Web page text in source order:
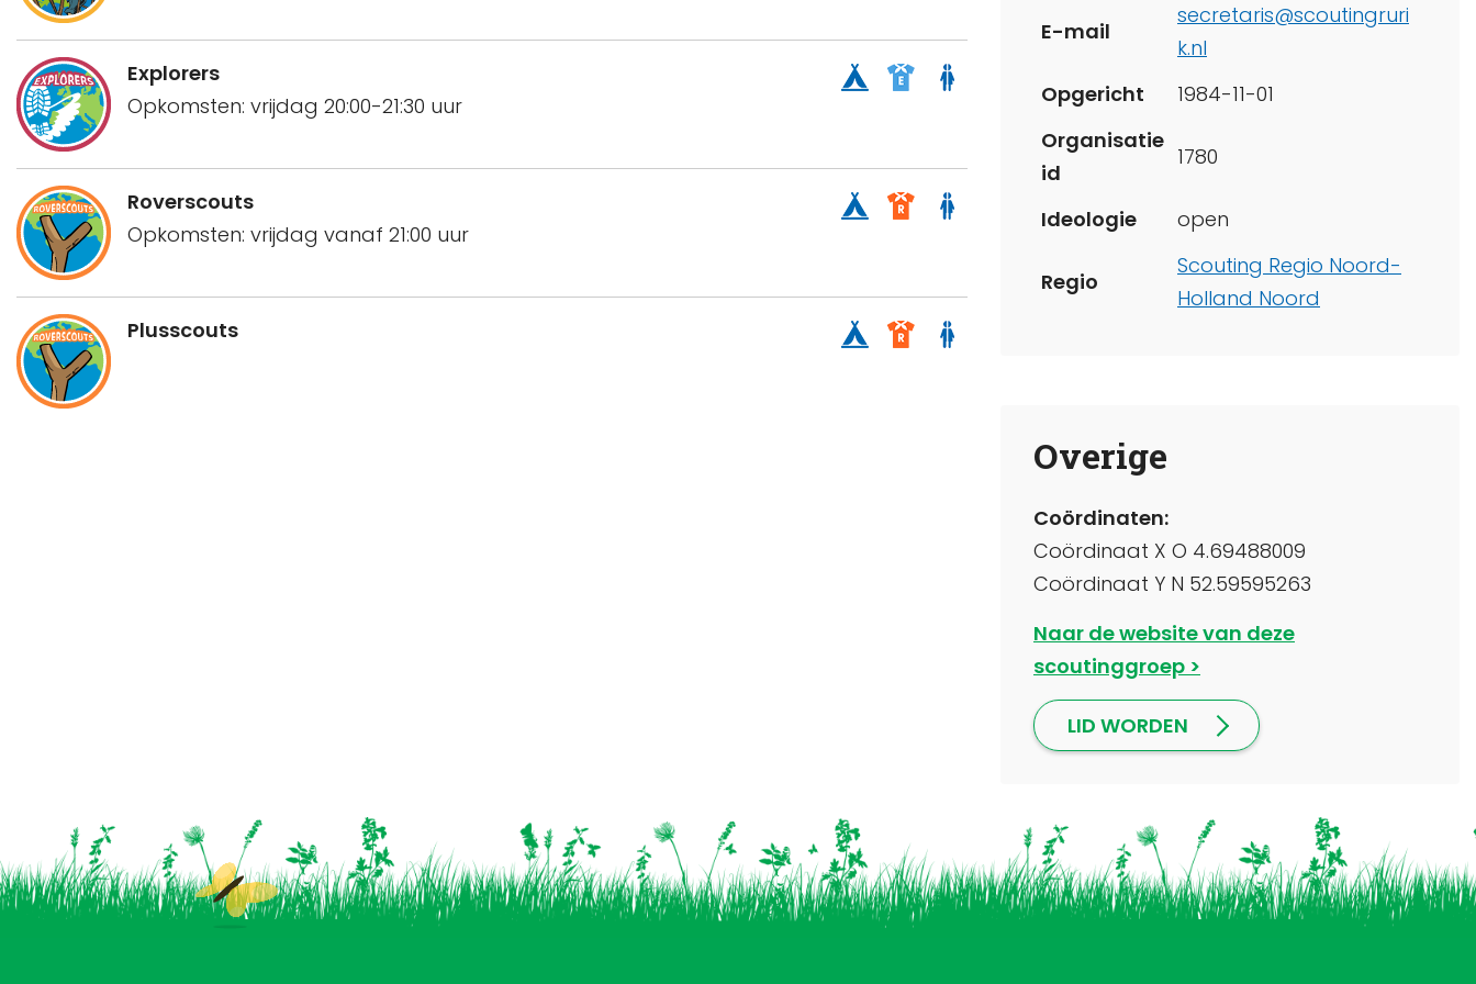
Explorers
Opkomsten: vrijdag 20:00-21:30 uur
Roverscouts
Opkomsten: vrijdag vanaf 21:00 uur
Plusscouts
E-mail
secretaris@scoutingruri
k.nl
Opgericht
1984-11-01
Organisatie
id
1780
Ideologie open
Regio
Scouting Regio Noord-
Holland Noord
Overige
Coördinaten:
Coördinaat X O 4.69488009
Coördinaat Y N 52.59595263
Naar de website van deze
scoutinggroep
LID WORDEN